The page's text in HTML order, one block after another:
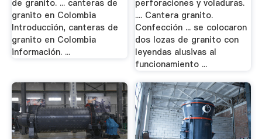
de granito. ... canteras de
granito en Colombia
Introducción, canteras de
granito en Colombia
información. ...
perforaciones y voladuras.
.... Cantera granito.
Confección ... se colocaron
dos lozas de granito con
leyendas alusivas al
funcionamiento ...